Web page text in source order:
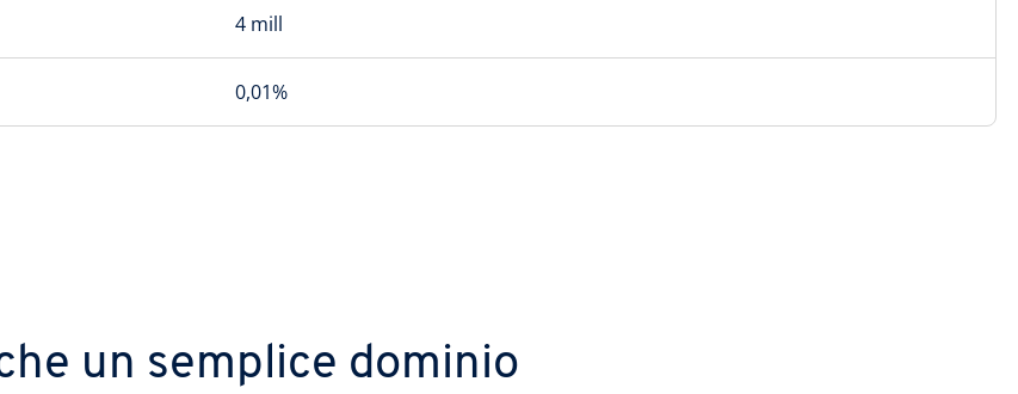
4 mill
0,01%
un semplice dominio